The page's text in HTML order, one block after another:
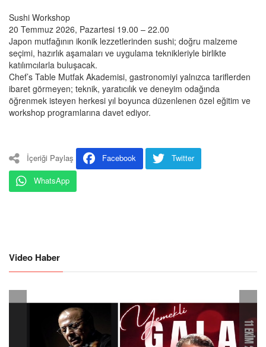
Sushi Workshop
20 Temmuz 2026, Pazartesi 19.00 – 22.00
Japon mutfağının ikonik lezzetlerinden sushi; doğru malzeme
seçimi, hazırlık aşamaları ve uygulama teknikleriyle birlikte
katılımcılarla buluşacak.
Chef’s Table Mutfak Akademisi, gastronomiyi yalnızca tariflerden
ibaret görmeyen; teknik, yaratıcılık ve deneyim odağında
öğrenmek isteyen herkesi yıl boyunca düzenlenen özel eğitim ve
workshop programlarına davet ediyor.
İçeriği Paylaş Facebook
Twitter
WhatsApp
Video Haber